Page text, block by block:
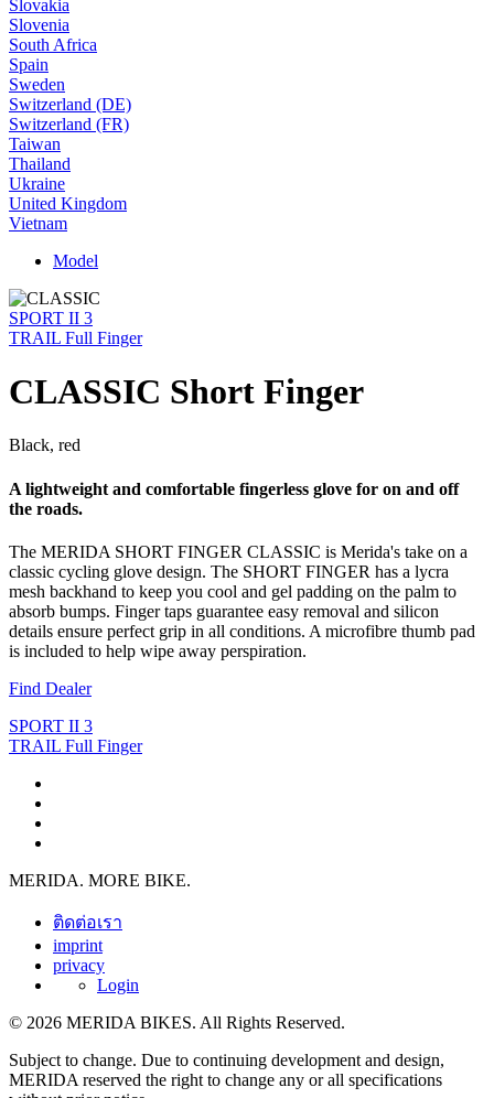
Slovakia
Slovenia
South Africa
Spain
Sweden
Switzerland (DE)
Switzerland (FR)
Taiwan
Thailand
Ukraine
United Kingdom
Vietnam
Model
SPORT II 3
TRAIL Full Finger
CLASSIC Short Finger
Black, red
A lightweight and comfortable fingerless glove for on and off
the roads.
The MERIDA SHORT FINGER CLASSIC is Merida's take on a
classic cycling glove design. The SHORT FINGER has a lycra
mesh backhand to keep you cool and gel padding on the palm to
absorb bumps. Finger taps guarantee easy removal and silicon
details ensure perfect grip in all conditions. A microfibre thumb pad
is included to help wipe away perspiration.
Find Dealer
SPORT II 3
TRAIL Full Finger
MERIDA. MORE BIKE.
ติดต่อเรา
imprint
privacy
Login
© 2026 MERIDA BIKES. All Rights Reserved.
Subject to change. Due to continuing development and design,
MERIDA reserved the right to change any or all specifications